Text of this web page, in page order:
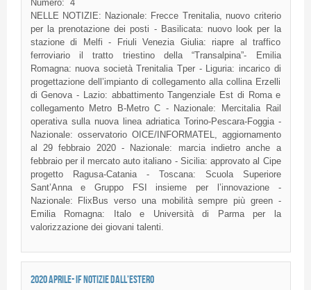
Numero: 4
NELLE NOTIZIE: Nazionale: Frecce Trenitalia, nuovo criterio
per la prenotazione dei posti - Basilicata: nuovo look per la
stazione di Melfi - Friuli Venezia Giulia: riapre al traffico
ferroviario il tratto triestino della “Transalpina”- Emilia
Romagna: nuova società Trenitalia Tper - Liguria: incarico di
progettazione dell’impianto di collegamento alla collina Erzelli
di Genova - Lazio: abbattimento Tangenziale Est di Roma e
collegamento Metro B-Metro C - Nazionale: Mercitalia Rail
operativa sulla nuova linea adriatica Torino-Pescara-Foggia -
Nazionale: osservatorio OICE/INFORMATEL, aggiornamento
al 29 febbraio 2020 - Nazionale: marcia indietro anche a
febbraio per il mercato auto italiano - Sicilia: approvato al Cipe
progetto Ragusa-Catania - Toscana: Scuola Superiore
Sant’Anna e Gruppo FSI insieme per l’innovazione -
Nazionale: FlixBus verso una mobilità sempre più green -
Emilia Romagna: Italo e Università di Parma per la
valorizzazione dei giovani talenti.
2020 APRILE- IF NOTIZIE DALL'ESTERO